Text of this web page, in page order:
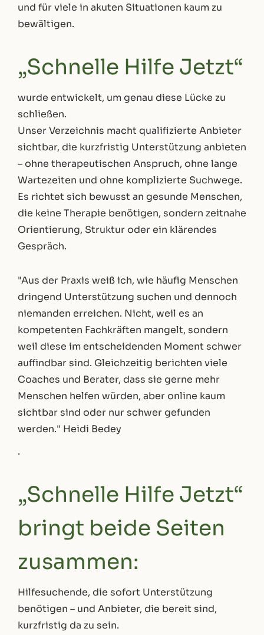
und für viele in akuten Situationen kaum zu
bewältigen.
„Schnelle Hilfe Jetzt“
wurde entwickelt, um genau diese Lücke zu
schließen.
Unser Verzeichnis macht qualifizierte Anbieter
sichtbar, die kurzfristig Unterstützung anbieten
– ohne therapeutischen Anspruch, ohne lange
Wartezeiten und ohne komplizierte Suchwege.
Es richtet sich bewusst an gesunde Menschen,
die keine Therapie benötigen, sondern zeitnahe
Orientierung, Struktur oder ein klärendes
Gespräch.
"Aus der Praxis weiß ich, wie häufig Menschen
dringend Unterstützung suchen und dennoch
niemanden erreichen. Nicht, weil es an
kompetenten Fachkräften mangelt, sondern
weil diese im entscheidenden Moment schwer
auffindbar sind. Gleichzeitig berichten viele
Coaches und Berater, dass sie gerne mehr
Menschen helfen würden, aber online kaum
sichtbar sind oder nur schwer gefunden
werden." Heidi Bedey
.
„Schnelle Hilfe Jetzt“
bringt beide Seiten
zusammen:
Hilfesuchende, die sofort Unterstützung
benötigen – und Anbieter, die bereit sind,
kurzfristig da zu sein.